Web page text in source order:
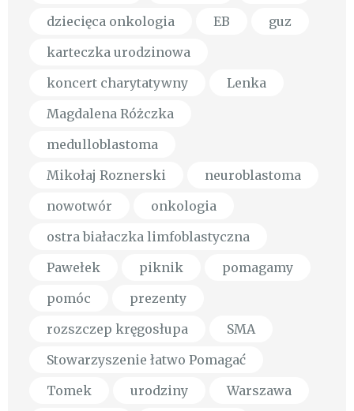
dziecięca onkologia
EB
guz
karteczka urodzinowa
koncert charytatywny
Lenka
Magdalena Różczka
medulloblastoma
Mikołaj Roznerski
neuroblastoma
nowotwór
onkologia
ostra białaczka limfoblastyczna
Pawełek
piknik
pomagamy
pomóc
prezenty
rozszczep kręgosłupa
SMA
Stowarzyszenie łatwo Pomagać
Tomek
urodziny
Warszawa